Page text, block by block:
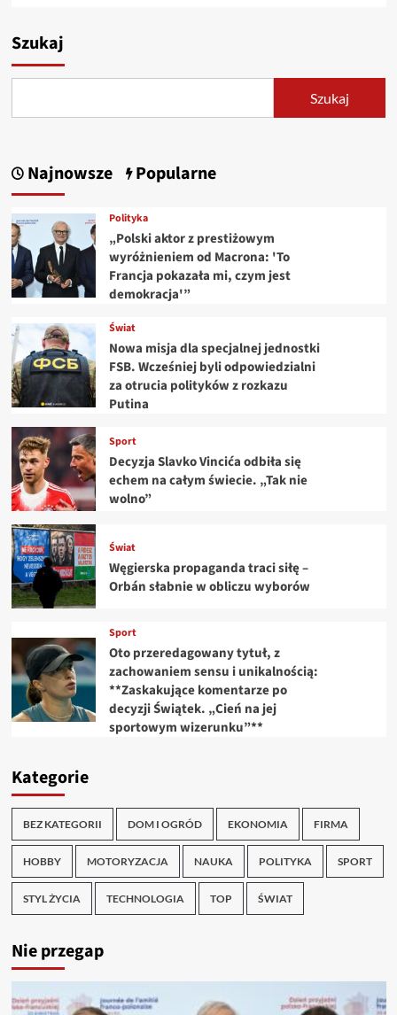
Szukaj
Szukaj
Najnowsze Popularne
Polityka
„Polski aktor z prestiżowym
wyróżnieniem od Macrona: 'To
Francja pokazała mi, czym jest
demokracja'”
Świat
Nowa misja dla specjalnej jednostki
FSB. Wcześniej byli odpowiedzialni
za otrucia polityków z rozkazu
Putina
Sport
Decyzja Slavko Vincića odbiła się
echem na całym świecie. „Tak nie
wolno”
Świat
Węgierska propaganda traci siłę –
Orbán słabnie w obliczu wyborów
Sport
Oto przeredagowany tytuł, z
zachowaniem sensu i unikalnością:
**Zaskakujące komentarze po
decyzji Świątek. „Cień na jej
sportowym wizerunku”**
Kategorie
BEZ KATEGORII DOM I OGRÓD EKONOMIA FIRMA
HOBBY MOTORYZACJA NAUKA POLITYKA SPORT
STYL ŻYCIA TECHNOLOGIA TOP ŚWIAT
Nie przegap